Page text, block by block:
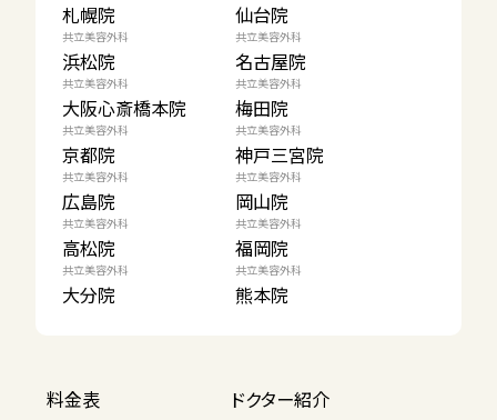
札幌院 仙台院
共立美容外科
浜松院
共立美容外科
名古屋院
共立美容外科
大阪心斎橋本院
共立美容外科
梅田院
共立美容外科
京都院
共立美容外科
神戸三宮院
共立美容外科
広島院
共立美容外科
岡山院
共立美容外科
高松院
共立美容外科
福岡院
共立美容外科
大分院
共立美容外科
熊本院
料金表
ドクター紹介